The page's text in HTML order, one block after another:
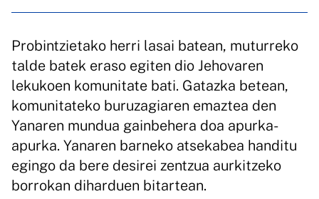
Probintzietako herri lasai batean, muturreko
talde batek eraso egiten dio Jehovaren
lekukoen komunitate bati. Gatazka betean,
komunitateko buruzagiaren emaztea den
Yanaren mundua gainbehera doa apurka-
apurka. Yanaren barneko atsekabea handitu
egingo da bere desirei zentzua aurkitzeko
borrokan diharduen bitartean.